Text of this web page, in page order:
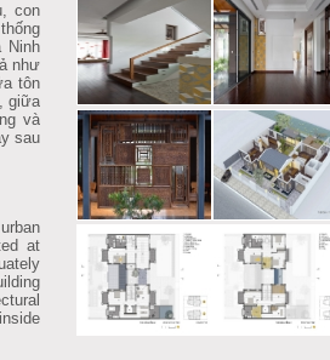
con
Ninh
như
tôn
giữa
và
sau
at